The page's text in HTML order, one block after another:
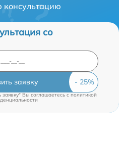
консультацию
со
заявку
Вы соглашаетесь cполитикой